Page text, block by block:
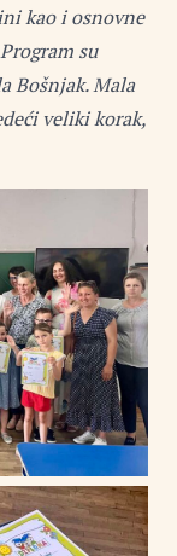
kao i osnovne
su
Bošnjak. Mala
veliki korak,